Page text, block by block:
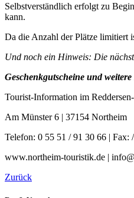
Selbstverständlich erfolgt zu
kann.
Da die Anzahl der Plätze limitiert
Und noch ein Hinweis: Die
Geschenkgutscheine und
Tourist-Information im
Am Münster 6 | 37154 Northeim
Telefon: 0 55 51 / 91 30 66 | Fax:
www.northeim-touristik.de |
Zurück